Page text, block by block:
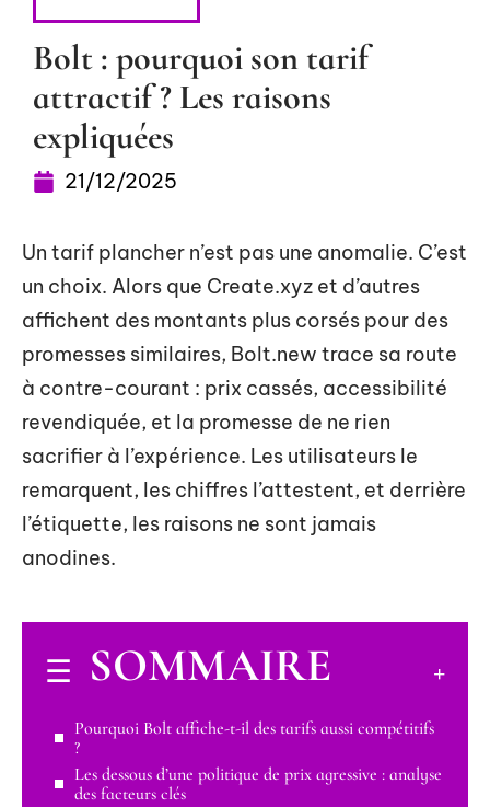
Bolt : pourquoi son tarif
attractif ? Les raisons
expliquées
21/12/2025
Un tarif plancher n’est pas une anomalie. C’est
un choix. Alors que Create.xyz et d’autres
affichent des montants plus corsés pour des
promesses similaires, Bolt.new trace sa route
à contre-courant : prix cassés, accessibilité
revendiquée, et la promesse de ne rien
sacrifier à l’expérience. Les utilisateurs le
remarquent, les chiffres l’attestent, et derrière
l’étiquette, les raisons ne sont jamais
anodines.
SOMMAIRE
Pourquoi Bolt affiche-t-il des tarifs aussi compétitifs
?
Les dessous d’une politique de prix agressive : analyse
des facteurs clés